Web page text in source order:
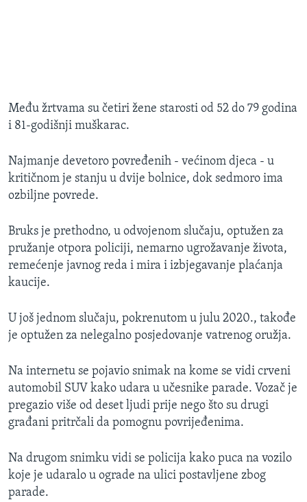
Među žrtvama su četiri žene starosti od 52 do 79 godina
i 81-godišnji muškarac.
Najmanje devetoro povređenih - većinom djeca - u
kritičnom je stanju u dvije bolnice, dok sedmoro ima
ozbiljne povrede.
Bruks je prethodno, u odvojenom slučaju, optužen za
pružanje otpora policiji, nemarno ugrožavanje života,
remećenje javnog reda i mira i izbjegavanje plaćanja
kaucije.
U još jednom slučaju, pokrenutom u julu 2020., takođe
je optužen za nelegalno posjedovanje vatrenog oružja.
Na internetu se pojavio snimak na kome se vidi crveni
automobil SUV kako udara u učesnike parade. Vozač je
pregazio više od deset ljudi prije nego što su drugi
građani pritrčali da pomognu povrijeđenima.
Na drugom snimku vidi se policija kako puca na vozilo
koje je udaralo u ograde na ulici postavljene zbog
parade.